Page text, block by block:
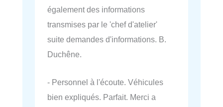
également des informations
transmises par le 'chef d'atelier'
suite demandes d'informations. B.
Duchêne.
- Personnel à l'écoute. Véhicules
bien expliqués. Parfait. Merci a